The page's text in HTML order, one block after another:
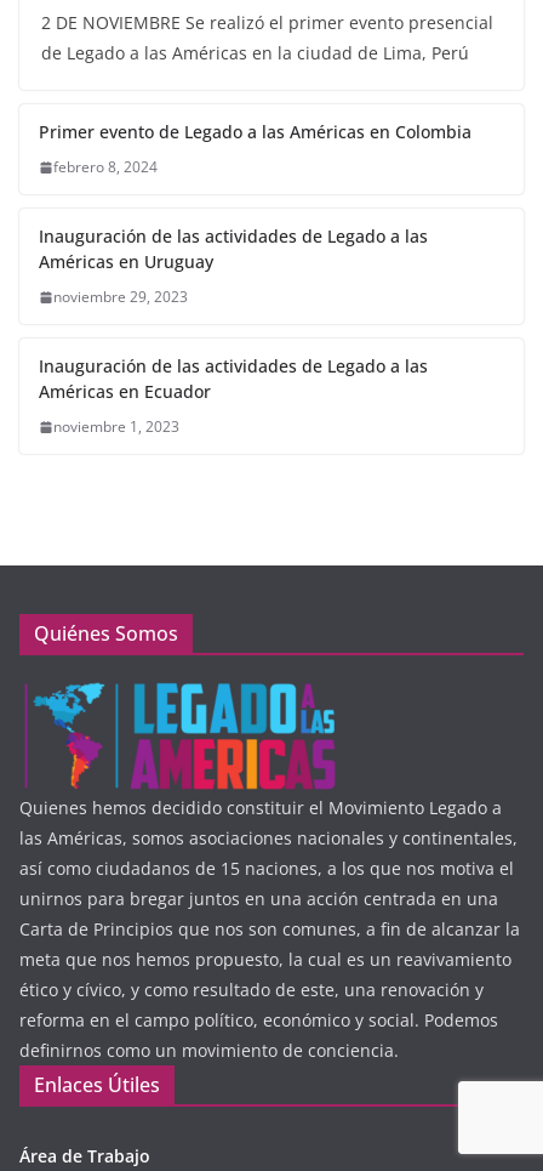
2 DE NOVIEMBRE Se realizó el primer evento presencial
de Legado a las Américas en la ciudad de Lima, Perú
Primer evento de Legado a las Américas en Colombia
febrero 8, 2024
Inauguración de las actividades de Legado a las
Américas en Uruguay
noviembre 29, 2023
Inauguración de las actividades de Legado a las
Américas en Ecuador
noviembre 1, 2023
Quiénes Somos
Quienes hemos decidido constituir el Movimiento Legado a
las Américas, somos asociaciones nacionales y continentales,
así como ciudadanos de 15 naciones, a los que nos motiva el
unirnos para bregar juntos en una acción centrada en una
Carta de Principios que nos son comunes, a fin de alcanzar la
meta que nos hemos propuesto, la cual es un reavivamiento
ético y cívico, y como resultado de este, una renovación y
reforma en el campo político, económico y social. Podemos
definirnos como un movimiento de conciencia.
Enlaces Útiles
Área de Trabajo